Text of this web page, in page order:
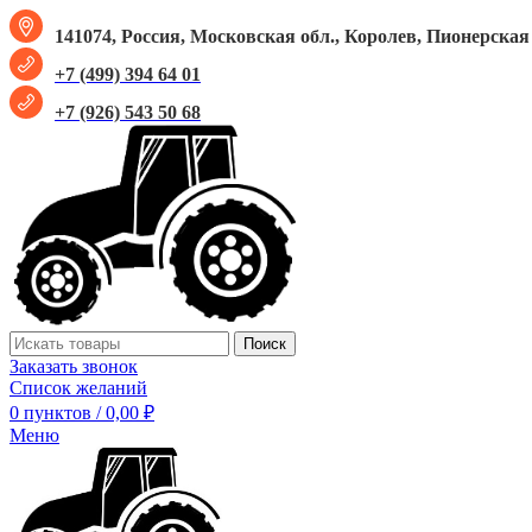
141074, Россия, Московская обл., Королев, Пионерская
+7 (499) 394 64 01
+7 (926) 543 50 68
Поиск
Заказать звонок
Список желаний
0 пунктов / 0,00 ₽
Меню